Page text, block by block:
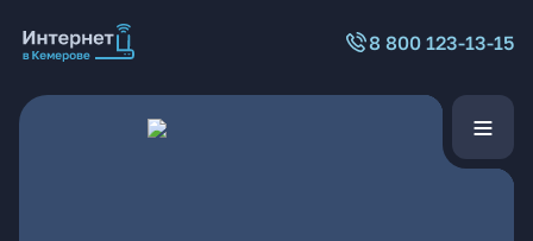
8 800 123-13-15